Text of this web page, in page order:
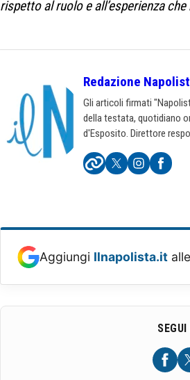
rispetto al ruolo e all’esperienza
Redazione
Gli articoli firmati
della testata, quotidiano
d'Esposito. Direttore
Aggiungi Ilnapolista.it